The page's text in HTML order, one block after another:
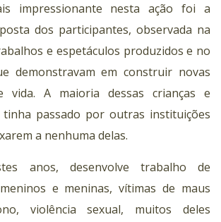
impressionante nesta ação foi a
dos participantes, observada na
e espetáculos produzidos e no
demonstravam em construir novas
vida. A maioria dessas crianças e
tinha passado por outras instituições
a nenhuma delas.
anos, desenvolve trabalho de
e meninas, vítimas de maus
violência sexual, muitos deles